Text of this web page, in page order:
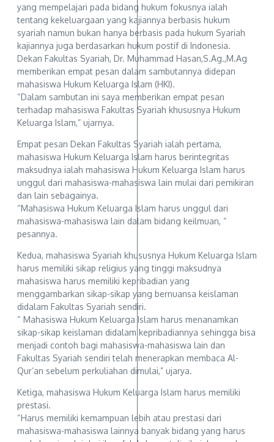
yang mempelajari pada bidang hukum fokusnya ialah
tentang kekeluargaan yang kajiannya berbasis hukum
syariah namun bukan hanya berbasis pada hukum Syariah
kajiannya juga berdasarkan hukum postif di Indonesia.
Dekan Fakultas Syariah, Dr. Muhammad Hasan,S.Ag.,M.Ag
memberikan empat pesan dalam sambutannya didepan
mahasiswa Hukum Keluarga Islam (HKI).
“Dalam sambutan ini saya memberikan empat pesan
terhadap mahasiswa Fakultas Syariah khususnya Hukum
Keluarga Islam,” ujarnya.
Empat pesan Dekan Fakultas Syariah ialah pertama,
mahasiswa Hukum Keluarga Islam harus berintegritas
maksudnya ialah mahasiswa Hukum Keluarga Islam harus
unggul dari mahasiswa-mahasiswa lain mulai dari pemikiran
dan lain sebagainya.
“Mahasiswa Hukum Keluarga Islam harus unggul dari
mahasiswa-mahasiswa lain dalam bidang keilmuan, “
pesannya.
Kedua, mahasiswa Syariah khususnya Hukum Keluarga Islam
harus memiliki sikap religius yang tinggi maksudnya
mahasiswa harus memiliki kepribadian yang
menggambarkan sikap-sikap yang bernuansa keislaman
didalam Fakultas Syariah sendiri.
“ Mahasiswa Hukum Keluarga Islam harus menanamkan
sikap-sikap keislaman didalam kepribadiannya sehingga bisa
menjadi contoh bagi mahasiswa-mahasiswa lain dan
Fakultas Syariah sendiri telah menerapkan membaca Al-
Qur’an sebelum perkuliahan dimulai,” ujarya.
Ketiga, mahasiswa Hukum Keluarga Islam harus memiliki
prestasi.
“Harus memiliki kemampuan lebih atau prestasi dari
mahasiswa-mahasiswa lainnya banyak bidang yang harus